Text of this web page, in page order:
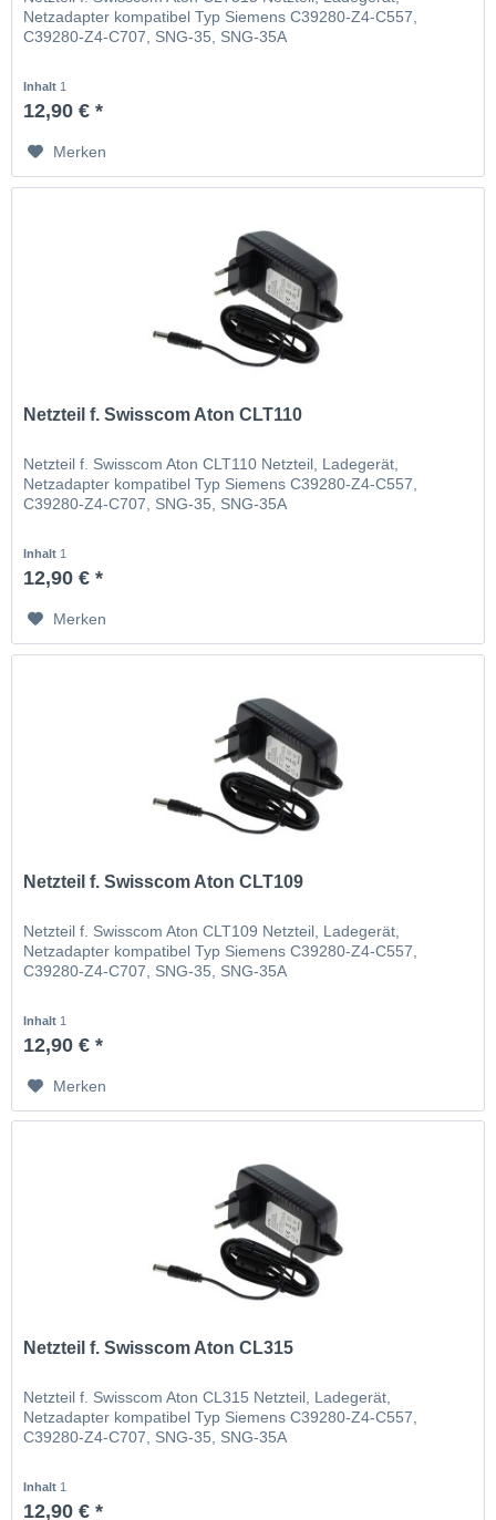
Netzadapter kompatibel Typ Siemens C39280-Z4-C557,
C39280-Z4-C707, SNG-35, SNG-35A
Inhalt 1
12,90 € *
Merken
Netzteil f. Swisscom Aton CLT110
Netzteil f. Swisscom Aton CLT110 Netzteil, Ladegerät,
Netzadapter kompatibel Typ Siemens C39280-Z4-C557,
C39280-Z4-C707, SNG-35, SNG-35A
Inhalt 1
12,90 € *
Merken
Netzteil f. Swisscom Aton CLT109
Netzteil f. Swisscom Aton CLT109 Netzteil, Ladegerät,
Netzadapter kompatibel Typ Siemens C39280-Z4-C557,
C39280-Z4-C707, SNG-35, SNG-35A
Inhalt 1
12,90 € *
Merken
Netzteil f. Swisscom Aton CL315
Netzteil f. Swisscom Aton CL315 Netzteil, Ladegerät,
Netzadapter kompatibel Typ Siemens C39280-Z4-C557,
C39280-Z4-C707, SNG-35, SNG-35A
Inhalt 1
12,90 € *